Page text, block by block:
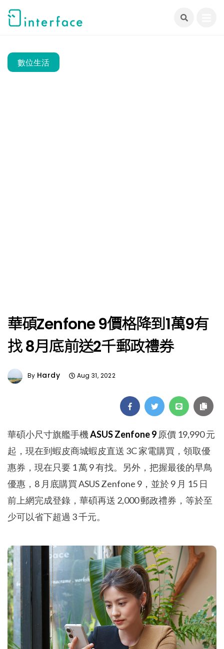
數位生活
華碩Zenfone 9價格降到1萬9有
找 8月底前送2千郵政禮券
By Hardy Aug 31, 2022
華碩小尺寸旗艦手機ASUS Zenfone 9 原價 19,990 元
起，現在到蝦皮商城蝦皮直送 3C 家電購買，領取優
惠券，現在只要 1 萬 9 有找。另外，把握最後的早鳥
優惠，8 月底購買 ASUS Zenfone 9，並於 9 月 15 日
前上網完成登錄，華碩再送 2,000 郵政禮券，等於至
少可以省下超過 3 千元。